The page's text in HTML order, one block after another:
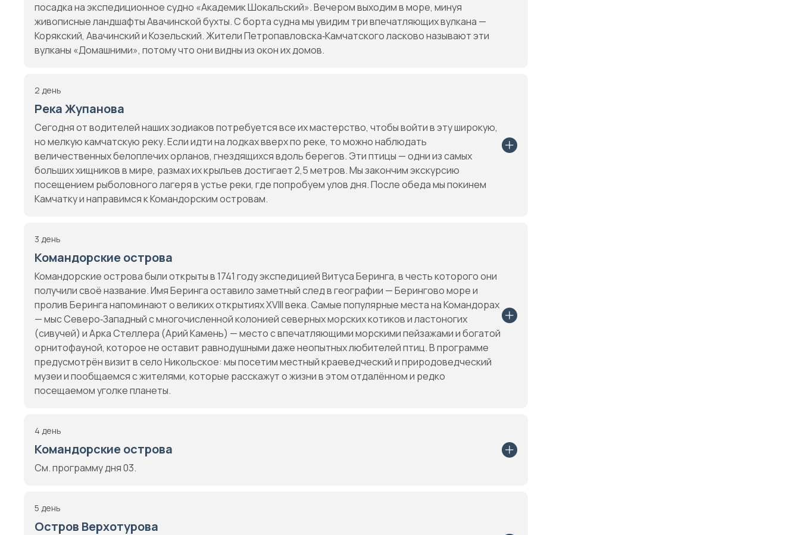
посадка на экспедиционное судно «Академик Шокальский». Вечером выходим в море, минуя
живописные ландшафты Авачинской бухты. С борта судна мы увидим три впечатляющих вулкана —
Корякский, Авачинский и Козельский. Жители Петропавловска‑Камчатского ласково называют эти
вулканы «Домашними», потому что они видны из окон их домов.
2 день
Река Жупанова
Сегодня от водителей наших зодиаков потребуется все их мастерство, чтобы войти в эту широкую,
но мелкую камчатскую реку. Если идти на лодках вверх по реке, то можно наблюдать
величественных белоплечих орланов, гнездящихся вдоль берегов. Эти птицы — одни из самых
больших хищников в мире, размах их крыльев достигает 2,5 метров. Мы закончим экскурсию
посещением рыболовного лагеря в устье реки, где попробуем улов дня. После обеда мы покинем
Камчатку и направимся к Командорским островам.
3 день
Командорские острова
Командорские острова были открыты в 1741 году экспедицией Витуса Беринга, в честь которого они
получили своё название. Имя Беринга оставило заметный след в географии — Берингово море и
пролив Беринга напоминают о великих открытиях XVIII века. Самые популярные места на Командорах
— мыс Северо‑Западный с многочисленной колонией северных морских котиков и ластоногих
(сивучей) и Арка Стеллера (Арий Камень) — место с впечатляющими морскими пейзажами и богатой
орнитофауной, которое не оставит равнодушными даже неопытных любителей птиц. В программе
предусмотрён визит в село Никольское: мы посетим местный краеведческий и природоведческий
музеи и пообщаемся с жителями, которые расскажут о жизни в этом отдалённом и редко
посещаемом уголке планеты.
4 день
Командорские острова
См. программу дня 03.
5 день
Остров Верхотурова